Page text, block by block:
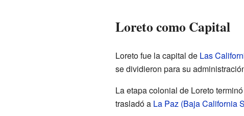
Loreto como Capital
Loreto fue la capital de Las
se dividieron para su
La etapa colonial de Loreto
trasladó a La Paz (Baja California